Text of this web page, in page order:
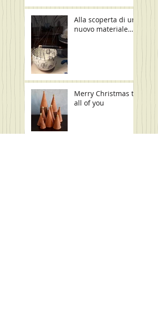
Alla scoperta di un
nuovo materiale…
Merry Christmas to
all of you